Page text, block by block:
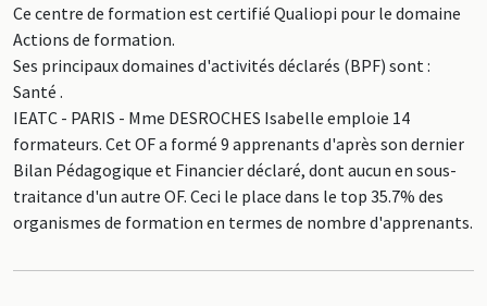
Ce centre de formation est certifié Qualiopi pour le domaine
Actions de formation.
Ses principaux domaines d'activités déclarés (BPF) sont :
Santé .
IEATC - PARIS - Mme DESROCHES Isabelle emploie 14
formateurs. Cet OF a formé 9 apprenants d'après son dernier
Bilan Pédagogique et Financier déclaré, dont aucun en sous-
traitance d'un autre OF. Ceci le place dans le top 35.7% des
organismes de formation en termes de nombre d'apprenants.